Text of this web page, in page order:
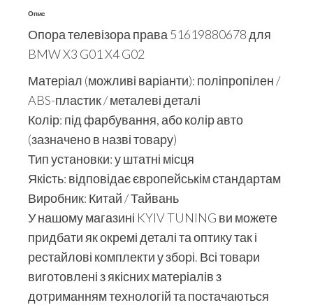
Опис
Опора телевізора права 51619880678 для
BMW X3 G01 X4 G02
Матеріал (можливі варіанти): поліпропілен /
ABS-пластик / металеві деталі
Колір: під фарбування, або колір авто
(зазначено в назві товару)
Тип установки: у штатні місця
Якість: відповідає європейськім стандартам
Виробник: Китай / Тайвань
У нашому магазині KYIV TUNING ви можете
придбати як окремі деталі та оптику так і
рестайлові комплекти у зборі. Всі товари
виготовлені з якісних матеріалів з
дотриманням технологій та постачаються